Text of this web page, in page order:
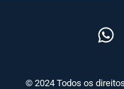
© 2024 Todos os